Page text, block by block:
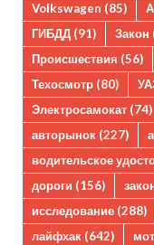
Volkswagen (85)
ГИБДД (91) Закон
Происшествия (56)
Техосмотр (80)
Электросамокат (74)
авторынок (227)
водительское
дороги (156)
исследование (288)
лайфхак (642)